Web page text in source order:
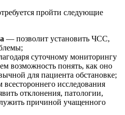
пройти следующие
— позволит установить ЧСС,
суточному мониторингу
возможность понять, как оно
для пациента обстановке;
исследования
отклонения, патологии,
причиной учащенного